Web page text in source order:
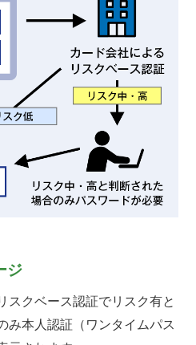
ジ
スクベース認証でリスク有と
み本人認証（ワンタイムパス